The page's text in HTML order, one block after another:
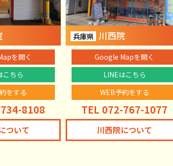
を開く
こちら
をする
8108
ついて
兵庫県 川西院
Google Mapを開く
LINEはこちら
WEB予約をする
TEL 072-767-1077
川西院について